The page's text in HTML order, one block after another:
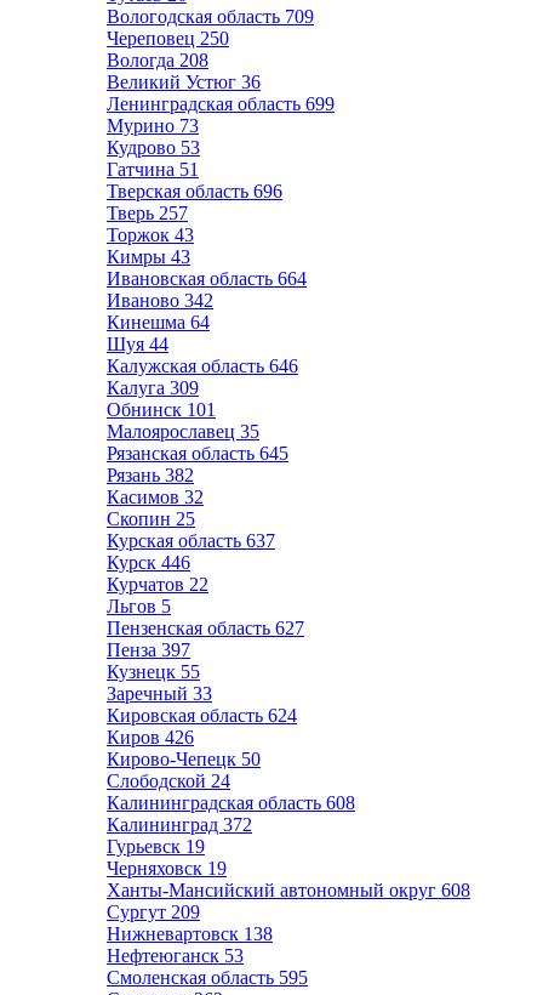
Вологодская область 709
Череповец 250
Вологда 208
Великий Устюг 36
Ленинградская область 699
Мурино 73
Кудрово 53
Гатчина 51
Тверская область 696
Тверь 257
Торжок 43
Кимры 43
Ивановская область 664
Иваново 342
Кинешма 64
Шуя 44
Калужская область 646
Калуга 309
Обнинск 101
Малоярославец 35
Рязанская область 645
Рязань 382
Касимов 32
Скопин 25
Курская область 637
Курск 446
Курчатов 22
Льгов 5
Пензенская область 627
Пенза 397
Кузнецк 55
Заречный 33
Кировская область 624
Киров 426
Кирово-Чепецк 50
Слободской 24
Калининградская область 608
Калининград 372
Гурьевск 19
Черняховск 19
Ханты-Мансийский автономный округ 608
Сургут 209
Нижневартовск 138
Нефтеюганск 53
Смоленская область 595